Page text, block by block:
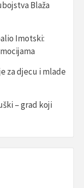
Blaža
Imotski:
za djecu i mlade
– grad koji